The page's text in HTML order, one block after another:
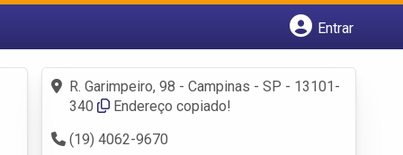
Entrar
Fazer login
Criar conta
R. Garimpeiro, 98 - Campinas - SP - 13101-
340
Endereço copiado!
(19) 4062-9670